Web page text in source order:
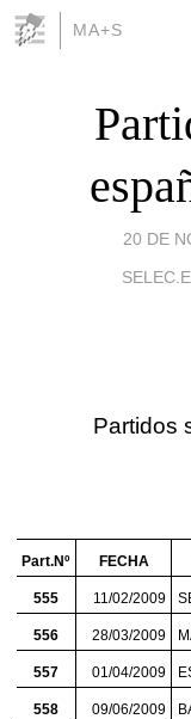
MA+S
20 DE
Partidos
Part.Nº FECHA
555 11/02/2009
556 28/03/2009
557 01/04/2009
558 09/06/2009